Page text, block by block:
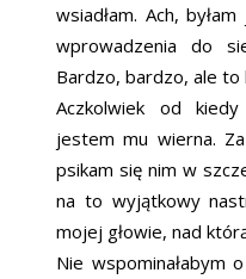
wsiadłam. Ach,
wprowadzenia do
Bardzo, bardzo, ale
Aczkolwiek od kiedy
jestem mu wierna.
psikam się nim w
na to wyjątkowy
mojej głowie, nad
Nie wspominałabym